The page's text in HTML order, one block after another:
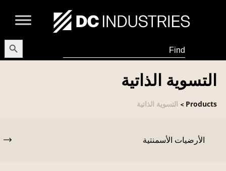
Search
for:
Button
التسوية الذاتية
Products
> التسوية الذاتية
الأرضيات الأسمنتية